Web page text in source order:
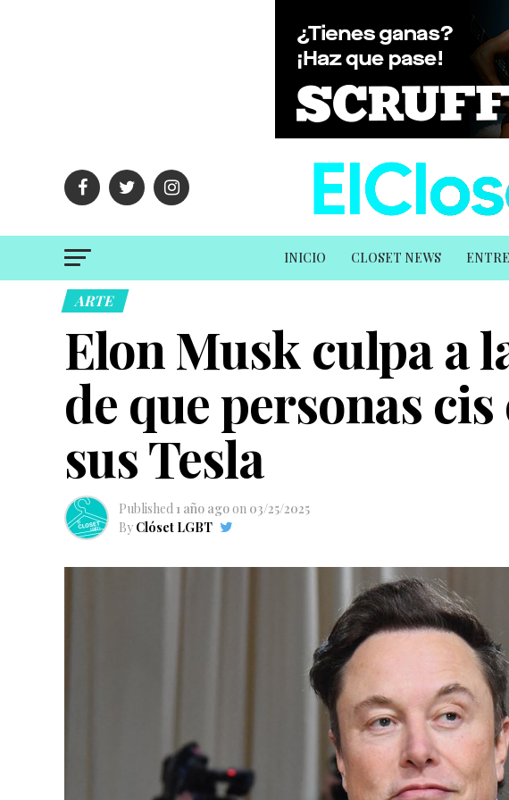
INICIO CLOSET NEWS
ARTE
Elon Musk culpa a
de que personas
sus Tesla
Published 1 año ago on 03/25/2025
By Clóset LGBT